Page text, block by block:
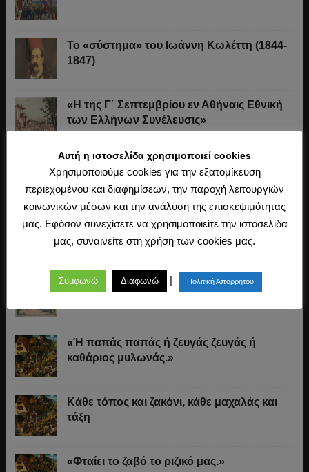
Το «σύστημα» του Ιωάννη Κωλέττη (1844-
1847)
«Η της Γ΄ Σεπτεμβρίου εν Αθήναις Εθνική
των Ελλήνων Συνέλευσις»
Οι Ξεκουκούλωτοι και οι Χαΐνηδες της
Κρήτης
Η άλωση της Κωνσταντινούπολης (1453)
Ο Μακιαβέλι, η Δημοκρατία και η εκλογή
«Ή παπάς παπάς ή ζευγάς ζευγάς ή
καθάριος μυλωνάς.»
Κάθε τόπος και ζακόνι, κάθε μαχαλάς και
τάξη
«Φταίει το ζαβό το ριζικό μας.»
Αυτή η ιστοσελίδα χρησιμοποιεί cookies
Χρησιμοποιούμε cookies για την εξατομίκευση
περιεχομένου και διαφημίσεων, την παροχή λειτουργιών
κοινωνικών μέσων και την ανάλυση της επισκεψιμότητας
μας. Εφόσον συνεχίσετε να χρησιμοποιείτε την ιστοσελίδα
μας, συναινείτε στη χρήση των cookies μας.
Συμφωνώ Διαφωνώ | Πολιτική Απορρήτου